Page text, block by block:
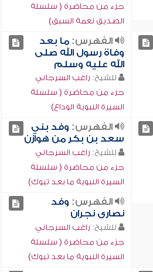
جزء من محاضرة ( سلسلة
الصديق نعمة السبق)
الفهرس:ما بعد
وفاة رسول الله صلى
الله عليه وسلم
للشيخ: راغب السرجاني
جزء من محاضرة ( سلسلة
السيرة النبوية الوداع)
الفهرس: وفد بني
سعد بن بكر من هوازن
للشيخ: راغب السرجاني
جزء من محاضرة ( سلسلة
السيرة النبوية ما بعد تبوك)
الفهرس: وفد
نصارى نجران
للشيخ: راغب السرجاني
جزء من محاضرة ( سلسلة
السيرة النبوية ما بعد تبوك)